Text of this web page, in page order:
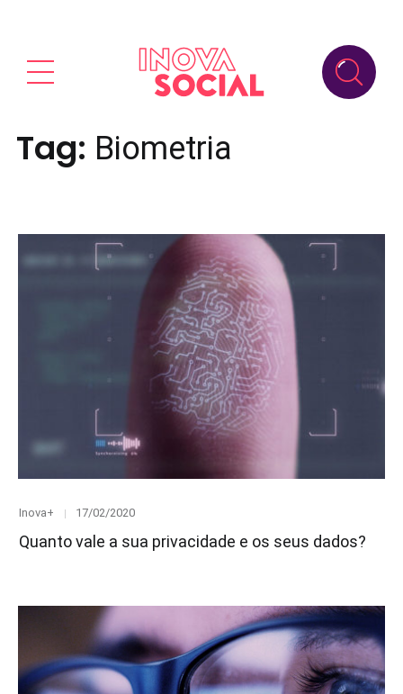
Tag: Biometria
Category
Inova+
Posted
17/02/2020
Quanto vale a sua privacidade e os seus dados?